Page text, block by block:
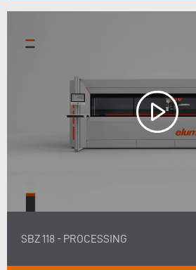
SBZ 118 - PROCESSING